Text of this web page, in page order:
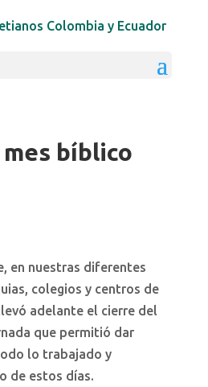
bíblico
en nuestras diferentes
colegios y centros de
adelante el cierre del
que permitió dar
lo trabajado y
de estos días.